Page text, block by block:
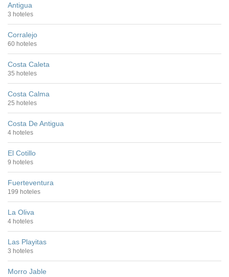
Antigua
3 hoteles
Corralejo
60 hoteles
Costa Caleta
35 hoteles
Costa Calma
25 hoteles
Costa De Antigua
4 hoteles
El Cotillo
9 hoteles
Fuerteventura
199 hoteles
La Oliva
4 hoteles
Las Playitas
3 hoteles
Morro Jable